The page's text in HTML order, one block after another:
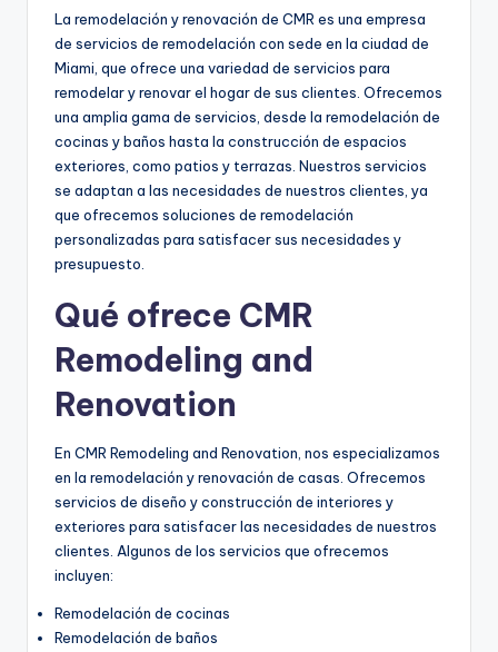
La remodelación y renovación de CMR es una empresa
de servicios de remodelación con sede en la ciudad de
Miami, que ofrece una variedad de servicios para
remodelar y renovar el hogar de sus clientes. Ofrecemos
una amplia gama de servicios, desde la remodelación de
cocinas y baños hasta la construcción de espacios
exteriores, como patios y terrazas. Nuestros servicios
se adaptan a las necesidades de nuestros clientes, ya
que ofrecemos soluciones de remodelación
personalizadas para satisfacer sus necesidades y
presupuesto.
Qué ofrece CMR
Remodeling and
Renovation
En CMR Remodeling and Renovation, nos especializamos
en la remodelación y renovación de casas. Ofrecemos
servicios de diseño y construcción de interiores y
exteriores para satisfacer las necesidades de nuestros
clientes. Algunos de los servicios que ofrecemos
incluyen:
Remodelación de cocinas
Remodelación de baños